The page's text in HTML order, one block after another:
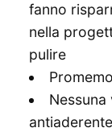
fanno
nella
pulire